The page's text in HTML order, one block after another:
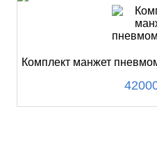
Комплект манжет